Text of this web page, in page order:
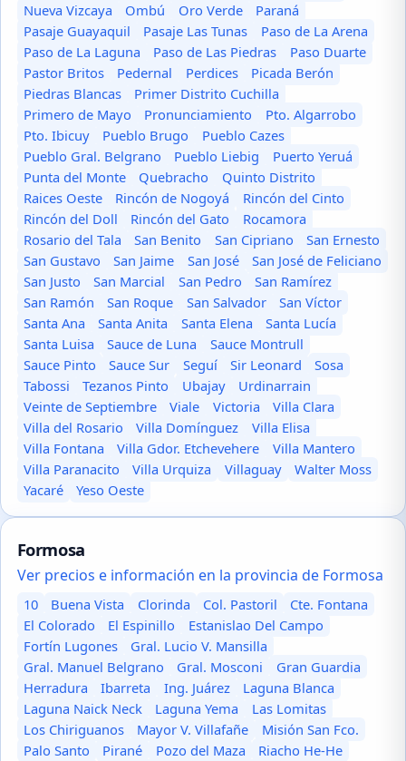
Nueva Vizcaya
Ombú Oro Verde
Paraná
Pasaje Guayaquil
Pasaje Las Tunas
Paso de La Arena
Paso de La Laguna
Paso de Las Piedras
Paso Duarte
Pastor Britos
Pedernal Perdices
Picada Berón
Piedras Blancas
Primer Distrito Cuchilla
Primero de Mayo
Pronunciamiento
Pto. Algarrobo
Pto. Ibicuy
Pueblo Brugo
Pueblo Cazes
Pueblo Gral. Belgrano
Pueblo Liebig
Puerto Yeruá
Punta del Monte
Quebracho
Quinto Distrito
Raices Oeste
Rincón de Nogoyá
Rincón del Cinto
Rincón del Doll
Rincón del Gato
Rocamora
Rosario del Tala
San Benito San Cipriano
San Ernesto
San Gustavo
San Jaime San José
San José de Feliciano
San Justo
San Marcial San Pedro
San Ramírez
San Ramón
San Roque San Salvador
San Víctor
Santa Ana
Santa Anita Santa Elena
Santa Lucía
Santa Luisa
Sauce de Luna
Sauce Montrull
Sauce Pinto
Sauce Sur Seguí Sir Leonard
Sosa
Tabossi
Tezanos Pinto Ubajay
Urdinarrain
Veinte de Septiembre
Viale Victoria
Villa Clara
Villa del Rosario
Villa Domínguez
Villa Elisa
Villa Fontana
Villa Gdor. Etchevehere
Villa Mantero
Villa Paranacito
Villa Urquiza Villaguay
Walter Moss
Yacaré
Yeso Oeste
Formosa
Ver precios e información en la provincia de Formosa
10 Buena Vista Clorinda Col. Pastoril
Cte. Fontana
El Colorado
El Espinillo
Estanislao Del Campo
Fortín Lugones
Gral. Lucio V. Mansilla
Gral. Manuel Belgrano
Gral. Mosconi
Gran Guardia
Herradura
Ibarreta Ing. Juárez
Laguna Blanca
Laguna Naick Neck
Laguna Yema
Las Lomitas
Los Chiriguanos
Mayor V. Villafañe
Misión San Fco.
Palo Santo
Pirané Pozo del Maza
Riacho He-He